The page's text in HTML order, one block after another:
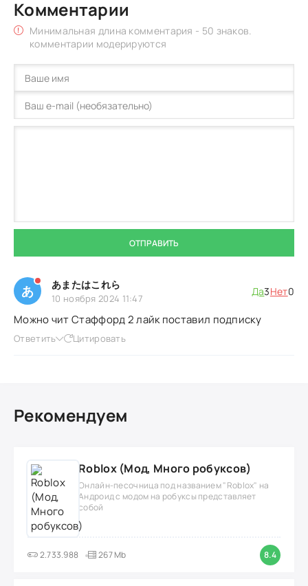
Комментарии
Минимальная длина комментария - 50 знаков.
комментарии модерируются
ОТПРАВИТЬ
あ あまたはこれら
10 ноября 2024 11:47
Да3Нет0
Можно чит Стаффорд 2 лайк поставил подписку
Ответить Цитировать
Рекомендуем
Roblox (Мод, Много робуксов)
Онлайн-песочница под названием "Roblox" на
Андроид с модом на робуксы представляет
собой
2.733.988 267 Mb 8.4